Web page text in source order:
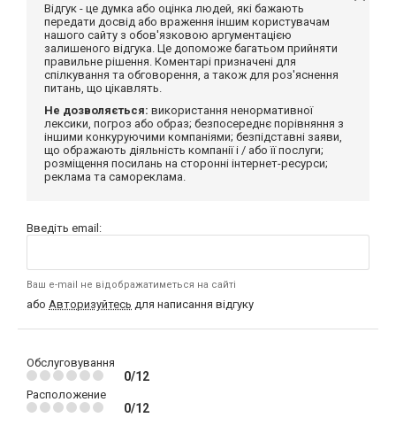
Відгук - це думка або оцінка людей, які бажають
передати досвід або враження іншим користувачам
нашого сайту з обов'язковою аргументацією
залишеного відгука. Це допоможе багатьом прийняти
правильне рішення. Коментарі призначені для
спілкування та обговорення, а також для роз'яснення
питань, що цікавлять.
Не дозволяється: використання ненормативної
лексики, погроз або образ; безпосереднє порівняння з
іншими конкуруючими компаніями; безпідставні заяви,
що ображають діяльність компанії і / або її послуги;
розміщення посилань на сторонні інтернет-ресурси;
реклама та самореклама.
Введіть email:
Ваш e-mail не відображатиметься на сайті
або Авторизуйтесь для написання відгуку
Обслуговування
0/12
Расположение
0/12